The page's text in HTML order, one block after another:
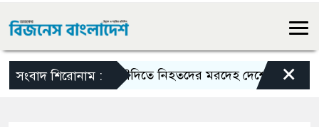
সংবাদ শিরোনাম :সৌদিতে নিহতদের মরদেহ দেশে ফেরাতে ×